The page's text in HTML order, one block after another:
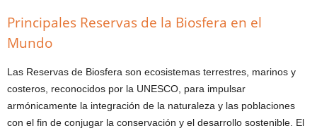
Principales Reservas de la Biosfera en el
Mundo
Las Reservas de Biosfera son ecosistemas terrestres, marinos y
costeros, reconocidos por la UNESCO, para impulsar
armónicamente la integración de la naturaleza y las poblaciones
con el fin de conjugar la conservación y el desarrollo sostenible. El